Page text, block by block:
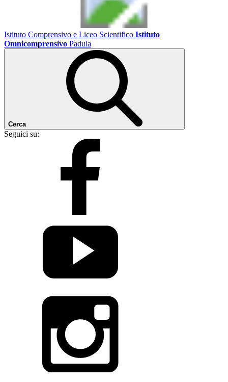
Istituto Comprensivo e Liceo Scientifico Istituto
Omnicomprensivo Padula
Cerca
Seguici su: